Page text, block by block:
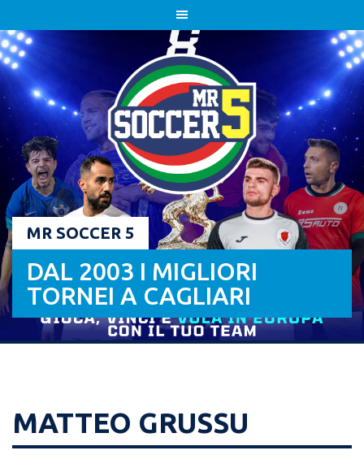
to
content
MR SOCCER 5
DAL 2003 I MIGLIORI
TORNEI A CAGLIARI
MATTEO GRUSSU